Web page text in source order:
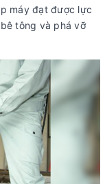
máy đạt được lực
tông và phá vỡ